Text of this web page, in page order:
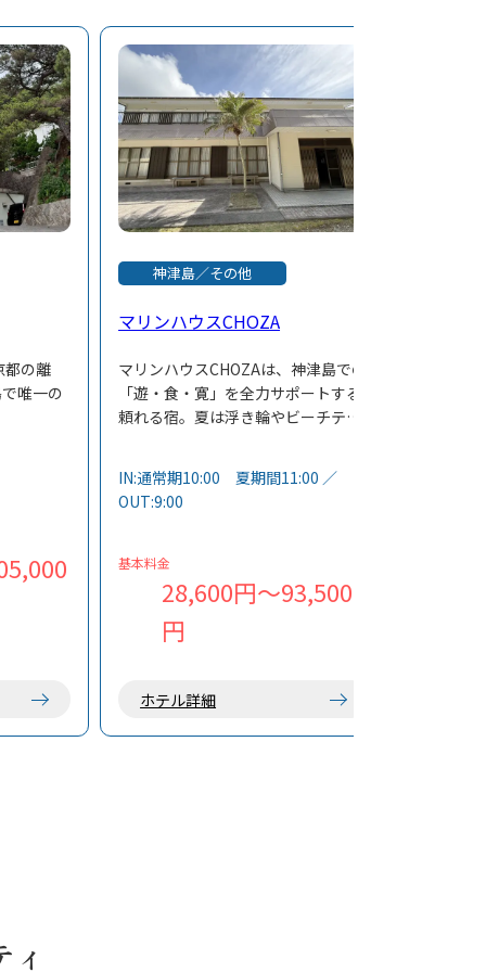
都の離
唯一の
美しい
らでは
れを癒
神津島／その他
マリンハウスCHOZA
マリンハウスCHOZAは、神津島での
「遊・食・寛」を全力サポートする
頼れる宿。夏は浮き輪やビーチテン
をしっかり応援。独立したお部屋で
のんびり過ごすも、大広間でみんな
と自由度の高い滞在スタイルが魅力
です。無料駐車場も完備しており、
車やバイクでの来島にも便利です。
島時間を自分らしく楽しめる宿で
IN:通常期10:00 夏期間11:00 ／
OUT:9:00
基本料金
28,600円～93,500
円
ホテル詳細